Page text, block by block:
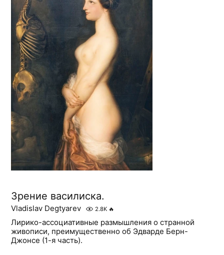
Зрение василиска.
Vladislav Degtyarev 2.8K 🔥
Лирико-ассоциативные размышления о странной
живописи, преимущественно об Эдварде Берн-
Джонсе (1-я часть).